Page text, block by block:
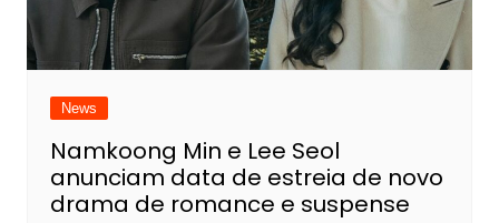
News
Namkoong Min e Lee Seol
anunciam data de estreia de novo
drama de romance e suspense